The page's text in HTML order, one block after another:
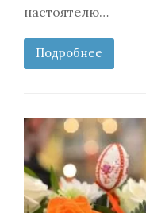
настоятелю…
Подробнее